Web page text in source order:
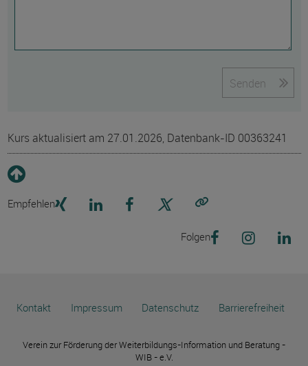
Senden
Kurs aktualisiert am 27.01.2026, Datenbank-ID 00363241
Empfehlen
Folgen
Kontakt Impressum Datenschutz Barrierefreiheit
Verein zur Förderung der Weiterbildungs-Information und Beratung -
WIB - e.V.